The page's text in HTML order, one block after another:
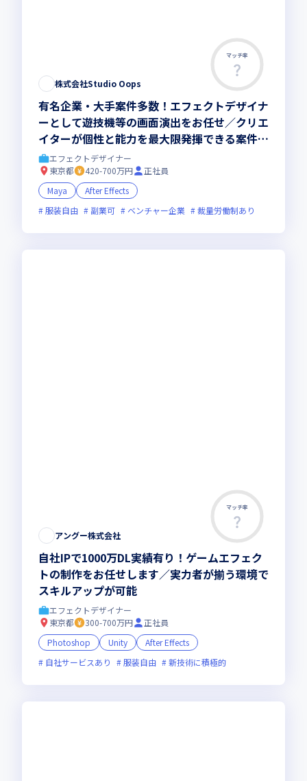
マッチ率
株式会社Studio Oops
有名企業・大手案件多数！エフェクトデザイナ
ーとして遊技機等の画面演出をお任せ／クリエ
イターが個性と能力を最大限発揮できる案件が
豊富エフェクトデザイナー
東京都
420-700万円
正社員
Maya
After Effects
服装自由
副業可 ベンチャー企業 裁量労働制あり
マッチ率
アングー株式会社
自社IPで1000万DL実績有り！ゲームエフェク
トの制作をお任せします／実力者が揃う環境で
スキルアップが可能
エフェクトデザイナー
東京都
300-700万円
正社員
Photoshop
Unity
After Effects
自社サービスあり
服装自由 新技術に積極的